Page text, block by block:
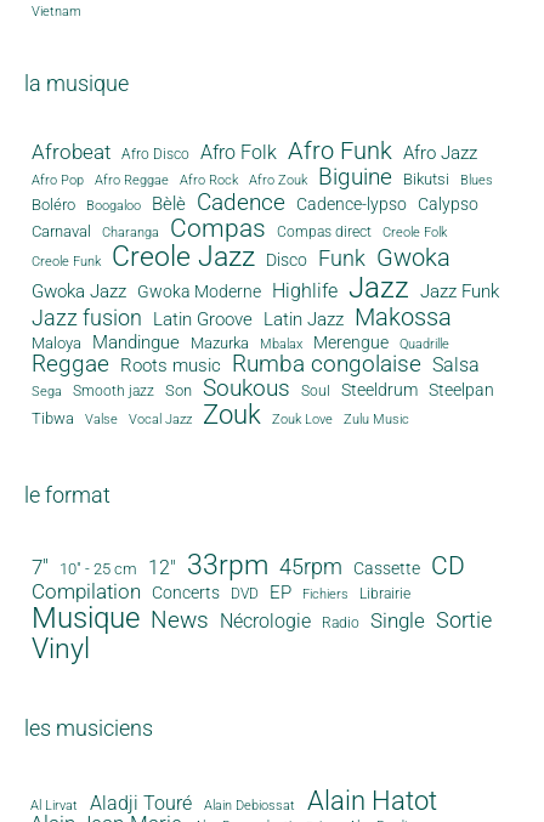
Vietnam
la musique
Afrobeat Afro Disco Afro Folk Afro Funk Afro Jazz
Afro Pop Afro Reggae Afro Rock Afro Zouk Biguine Bikutsi Blues
Boléro Boogaloo Bèlè Cadence Cadence-lypso Calypso
Carnaval Charanga Compas Compas direct
Creole Folk
Creole Funk
Creole Jazz Disco Funk Gwoka
Gwoka Jazz Gwoka Moderne Highlife Jazz Jazz Funk
Jazz fusion Latin Groove Latin Jazz Makossa
Maloya Mandingue Mazurka Mbalax Merengue Quadrille
Reggae Roots music Rumba congolaise Salsa
Sega Smooth jazz Son Soukous Soul Steeldrum Steelpan
Tibwa Valse Vocal Jazz Zouk Zouk Love Zulu Music
le format
7" 10" - 25 cm 12" 33rpm 45rpm Cassette CD
Compilation Concerts DVD EP Fichiers Librairie
Musique News Nécrologie Radio Single Sortie
Vinyl
les musiciens
Al Lirvat Aladji Touré Alain Debiossat Alain Hatot